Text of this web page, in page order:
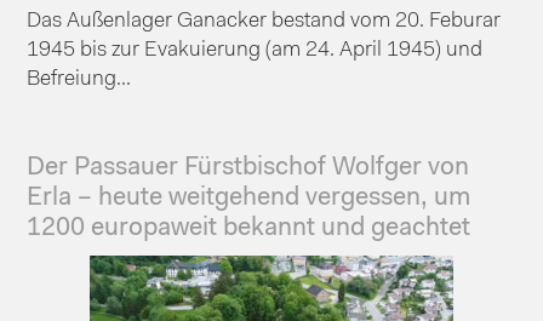
Das Außenlager Ganacker bestand vom 20. Feburar
1945 bis zur Evakuierung (am 24. April 1945) und
Befreiung...
Der Passauer Fürstbischof Wolfger von
Erla – heute weitgehend vergessen, um
1200 europaweit bekannt und geachtet